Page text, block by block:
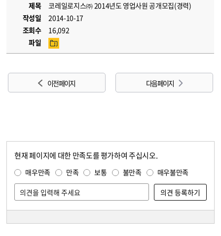
제목
코레일로지스㈜ 2014년도 영업사원 공개모집(경력)
작성일
2014-10-17
조회수
16,092
파일
이전 페이지 다음 페이지
현재 페이지에 대한 만족도를 평가하여 주십시오.
매우만족 만족 보통 불만족 매우불만족